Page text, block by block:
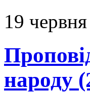
19
народу